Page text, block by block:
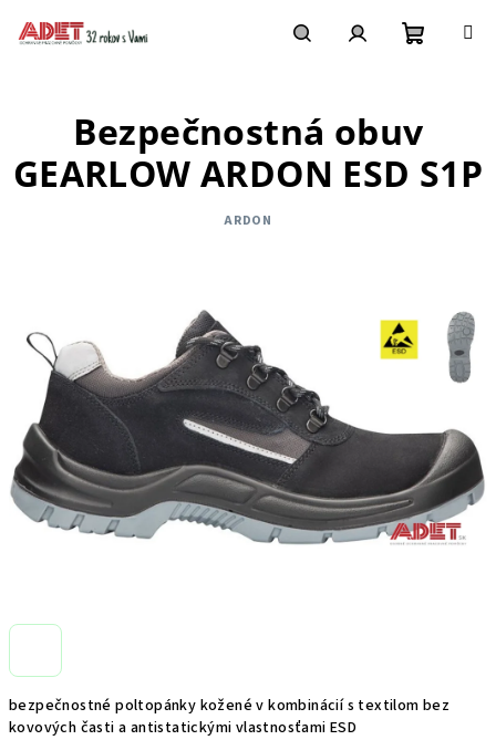
košík
bezpečnostné poltopánky kožené v kombinácií s textilom bez
kovových časti a antistatickými vlastnosťami ESD
Bezpečnostná obuv
GEARLOW ARDON ESD S1P
ARDON